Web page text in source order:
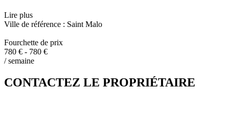
Lire plus
Ville de référence : Saint Malo
Fourchette de prix
780 € - 780 €
/ semaine
CONTACTEZ LE PROPRIÉTAIRE